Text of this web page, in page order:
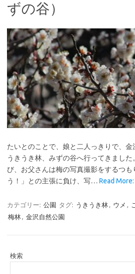
ずの谷）
たいとのことで、娘と二人っきりで、金
うきうき林、みずの谷へ行ってきまし
び、お父さんは梅の写真撮影をするつ
う！」との主張に負け、写… Read
カテゴリー: 公園 タグ: うきうき林, ウメ ,
梅林, 金沢自然公園
検索